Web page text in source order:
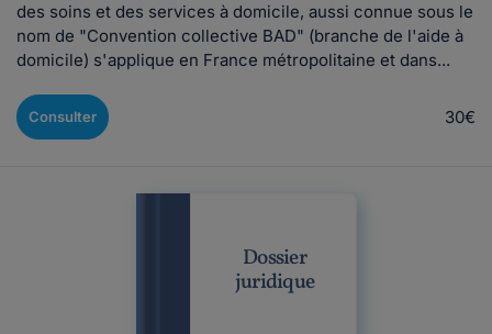
des soins et des services à domicile, aussi connue sous le
nom de "Convention collective BAD" (branche de l'aide à
domicile) s'applique en France métropolitaine et dans...
Consulter 30€
Dossier
juridique